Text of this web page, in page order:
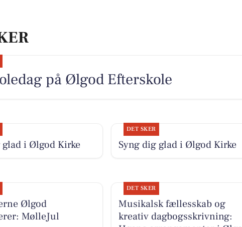
på Ølgod Efterskole
glad i Ølgod Kirke
DET SKER
Syng dig glad i Ølgod Kirke
Ølgod
MølleJul
DET SKER
Musikalsk fællesskab og
kreativ dagbogsskrivning: